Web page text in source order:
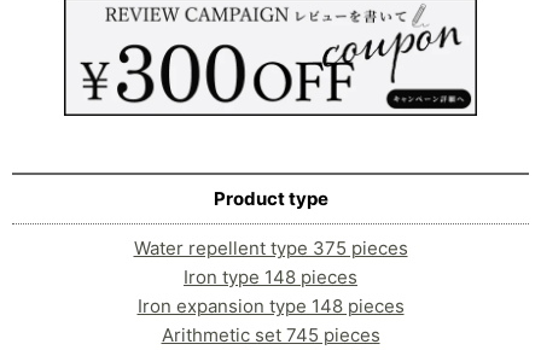
Product type
Water repellent type 375 pieces
Iron type 148 pieces
Iron expansion type 148 pieces
Arithmetic set 745 pieces